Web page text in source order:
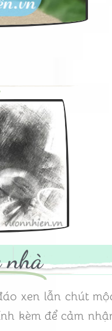
nhà
xen lẫn chút
kèm để cảm